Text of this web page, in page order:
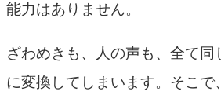
能力はありません。
ざわめきも、人の声も、全て同
に変換してしまいます。そこで